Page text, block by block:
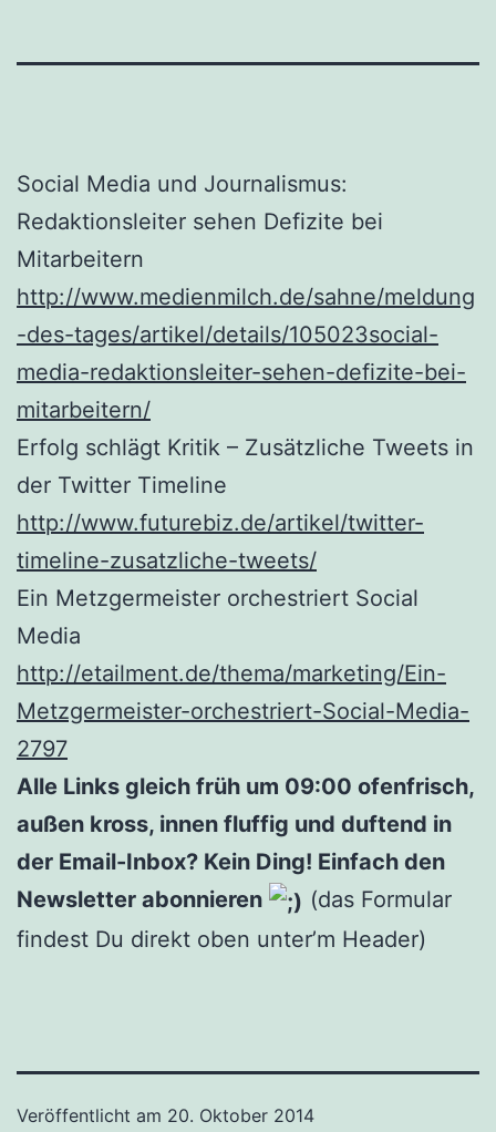
Social Media und Journalismus:
Redaktionsleiter sehen Defizite bei
Mitarbeitern
http://www.medienmilch.de/sahne/meldung
-des-tages/artikel/details/105023social-
media-redaktionsleiter-sehen-defizite-bei-
mitarbeitern/
Erfolg schlägt Kritik – Zusätzliche Tweets in
der Twitter Timeline
http://www.futurebiz.de/artikel/twitter-
timeline-zusatzliche-tweets/
Ein Metzgermeister orchestriert Social
Media
http://etailment.de/thema/marketing/Ein-
Metzgermeister-orchestriert-Social-Media-
2797
Alle Links gleich früh um 09:00 ofenfrisch,
außen kross, innen fluffig und duftend in
der Email-Inbox? Kein Ding! Einfach den
Newsletter abonnieren
(das Formular
findest Du direkt oben unter’m Header)
Veröffentlicht am 20. Oktober 2014